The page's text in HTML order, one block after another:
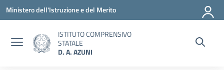
Vai ai contenuti
Vai al menu di navigazione
Vai al footer
Ministero dell'Istruzione e del Merito
ISTITUTO COMPRENSIVO
STATALE
D. A. AZUNI